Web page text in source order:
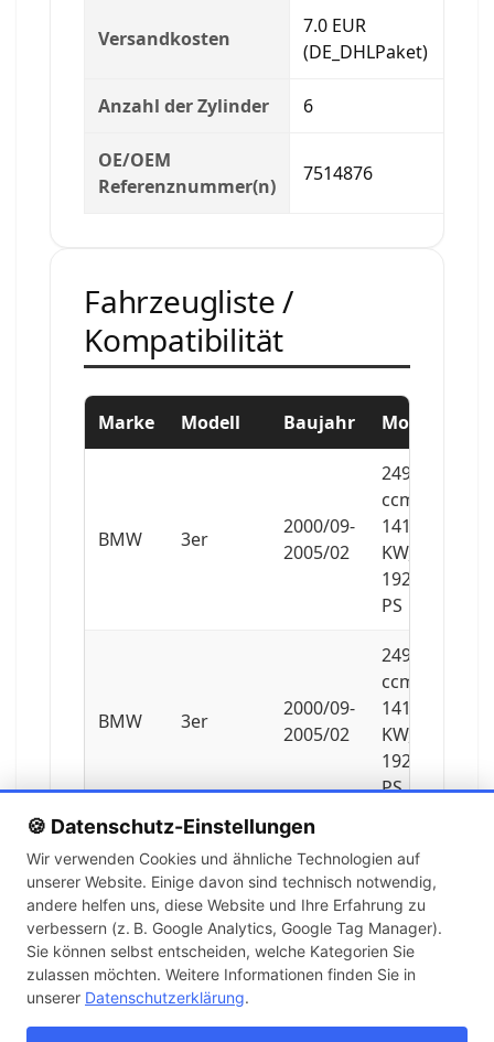
🍪 Datenschutz-Einstellungen
Wir verwenden Cookies und ähnliche Technologien auf
unserer Website. Einige davon sind technisch notwendig,
andere helfen uns, diese Website und Ihre Erfahrung zu
verbessern (z. B. Google Analytics, Google Tag Manager).
Sie können selbst entscheiden, welche Kategorien Sie
zulassen möchten. Weitere Informationen finden Sie in
unserer Datenschutzerklärung.
Versandkosten
7.0 EUR
(DE_DHLPaket)
Anzahl der Zylinder 6
OE/OEM
Referenznummer(n)
7514876
Fahrzeugliste /
Kompatibilität
Marke Modell Baujahr Motor
BMW 3er
2000/09-
2005/02
2494
ccm,
141
KW,
192
PS
BMW 3er
2000/09-
2005/02
2494
ccm,
141
KW,
192
PS
BMW
3er
Cabriolet
2000/09-
2006/08
ccm,
141
KW,
192
PS